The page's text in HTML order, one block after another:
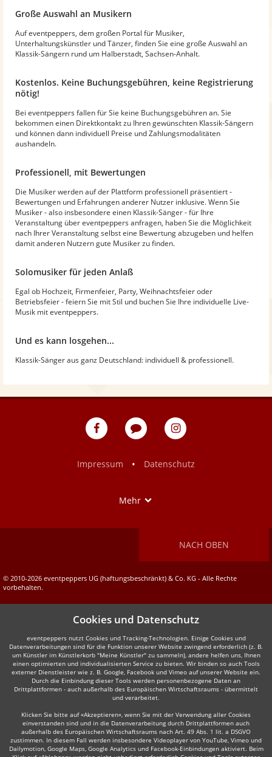
Große Auswahl an Musikern
Auf eventpeppers, dem großen Portal für Musiker,
Unterhaltungskünstler und Tänzer, finden Sie eine große Auswahl an
Klassik-Sängern rund um Halberstadt, Sachsen-Anhalt.
Kostenlos. Keine Buchungsgebühren, keine Registrierung
nötig!
Bei eventpeppers fallen für Sie keine Buchungsgebühren an. Sie
bekommen einen Direktkontakt zu Ihren gewünschten Klassik-Sängern
und können dann individuell Preise und Zahlungsmodalitäten
aushandeln.
Professionell, mit Bewertungen
Die Musiker werden auf der Plattform professionell präsentiert -
Bewertungen und Erfahrungen anderer Nutzer inklusive. Wenn Sie
Musiker - also insbesondere einen Klassik-Sänger - für Ihre
Veranstaltung über eventpeppers anfragen, haben Sie die Möglichkeit
nach Ihrer Veranstaltung selbst eine Bewertung abzugeben und helfen
damit anderen Nutzern gute Musiker zu finden.
Solomusiker für jeden Anlaß
Egal ob Hochzeit, Firmenfeier, Party, Weihnachtsfeier oder
Betriebsfeier - feiern Sie mit Stil und buchen Sie Ihre individuelle Live-
Musik mit eventpeppers.
Und es kann losgehen...
Klassik-Sänger aus ganz Deutschland: individuell & professionell.
eventpeppers
Blog
eventpeppers
Impressum
• Datenschutz
Mehr
NACH OBEN
© 2010-2026 eventpeppers UG (haftungsbeschränkt) & Co. KG - Alle Rechte
vorbehalten.
Cookies und Datenschutz
eventpeppers nutzt Cookies und Tracking-Technologien. Einige Cookies und
Datenverarbeitungen sind für die Funktion unserer Website zwingend erforderlich (z. B.
um Künstler im Künstlerkorb "Meine Künstler" zu sammeln), andere helfen uns, Ihnen
einen optimierten und individualisierten Service zu bieten. Wir binden so auch Tools
externer Dienstleister wie z. B. Google, Facebook und Vimeo auf unserer Website ein.
Durch die Einbindung dieser Tools werden personenbezogene Daten an
Drittplattformen - auch außerhalb des Europäischen Wirtschaftsraums - übermittelt
und verarbeitet.
Klicken Sie bitte auf «Akzeptieren», wenn Sie mit der Verwendung aller Cookies
einverstanden sind und in die Datenverarbeitung durch Drittplattformen auch
außerhalb des Europäischen Wirtschaftsraums nach Art. 49 Abs. 1 lit. a DSGVO
zustimmen. In diesem Fall werden insbesondere Videoplayer von YouTube, Vimeo und
Dailymotion, Google Maps, Google Analytics und Facebook-Einbindungen aktiviert. Beim